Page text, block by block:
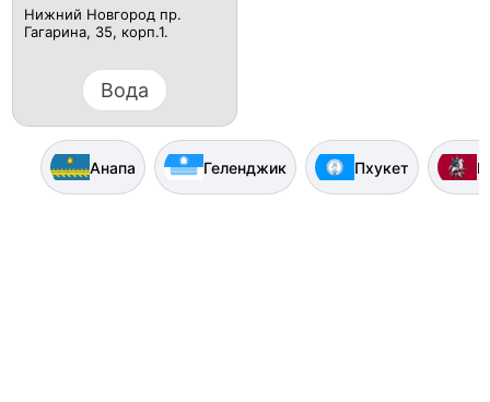
Нижний Новгород пр.
Гагарина, 35, корп.1.
Вода
Анапа Геленджик Пхукет